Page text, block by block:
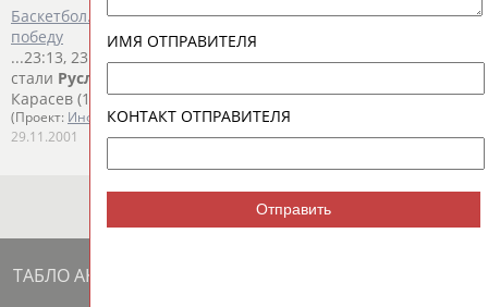
Баскетбол. Российские баскетболисты одерживают третью
победу
...23:13, 23:13). Самыми результативными в сборной России
стали Руслан
Карасев (13...
(Проект: Информационное агентство СТАДИОН
29.11.2001
ТАБЛО АКТИВНОСТИ
ИМЯ ОТПРАВИТЕЛЯ
КОНТАКТ ОТПРАВИТЕЛЯ
Отправить